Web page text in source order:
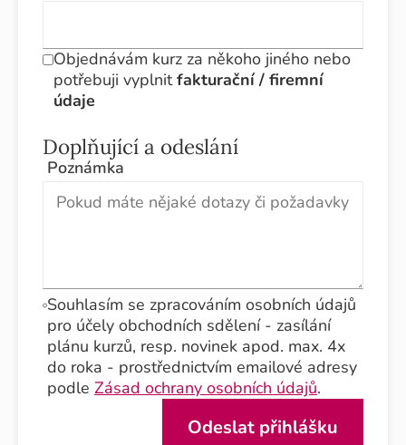
Objednávám kurz za někoho jiného nebo
potřebuji vyplnitfakturační / firemní
údaje
Doplňující a odeslání
Poznámka
Souhlasím se zpracováním osobních údajů
pro účely obchodních sdělení - zasílání
plánu kurzů, resp. novinek apod. max. 4x
do roka - prostřednictvím emailové adresy
podleZásad ochrany osobních údajů.